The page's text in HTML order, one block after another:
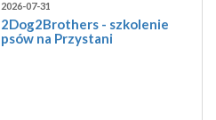
2026-07-31
2Dog2Brothers - szkolenie
psów na Przystani